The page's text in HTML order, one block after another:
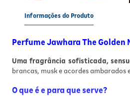
Informações do Produto
Perfume Jawhara The Golden
Uma fragrância sofisticada,
brancas, musk e acordes
O que é e para que serve?